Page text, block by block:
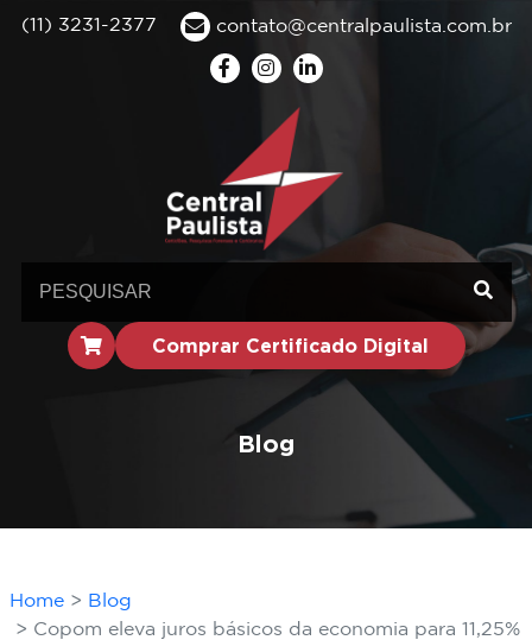
(11) 3231-2377 contato@centralpaulista.com.br
Comprar Certificado Digital
Blog
Home
Blog
Copom eleva juros básicos da economia para 11,25%